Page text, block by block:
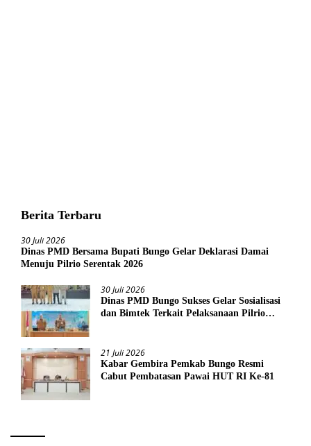
Berita Terbaru
30 Juli 2026
Dinas PMD Bersama Bupati Bungo Gelar Deklarasi Damai
Menuju Pilrio Serentak 2026
30 Juli 2026
Dinas PMD Bungo Sukses Gelar Sosialisasi
dan Bimtek Terkait Pelaksanaan Pilrio
21 Juli 2026
Kabar Gembira Pemkab Bungo Resmi
Cabut Pembatasan Pawai HUT RI Ke-81